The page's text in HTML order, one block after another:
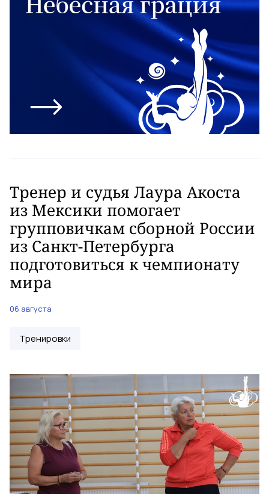
Тренер и судья Лаура Акоста
из Мексики помогает
групповичкам сборной России
из Санкт-Петербурга
подготовиться к чемпионату
мира
06 августа
Тренировки